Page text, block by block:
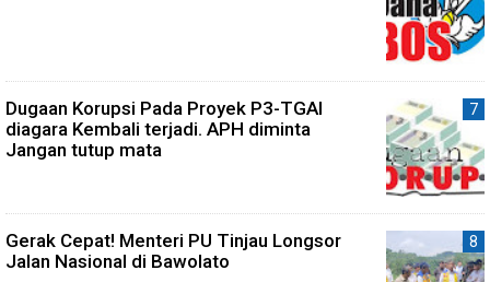
Dugaan Korupsi Pada Proyek P3-TGAI
diagara Kembali terjadi. APH diminta
Jangan tutup mata
Gerak Cepat! Menteri PU Tinjau Longsor
Jalan Nasional di Bawolato